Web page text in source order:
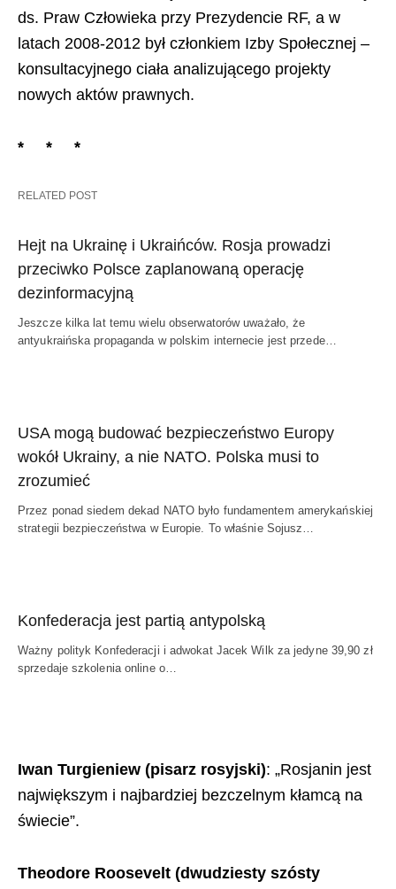
ds. Praw Człowieka przy Prezydencie RF, a w
latach 2008-2012 był członkiem Izby Społecznej –
konsultacyjnego ciała analizującego projekty
nowych aktów prawnych.
* * *
RELATED POST
Hejt na Ukrainę i Ukraińców. Rosja prowadzi
przeciwko Polsce zaplanowaną operację
dezinformacyjną
Jeszcze kilka lat temu wielu obserwatorów uważało, że
antyukraińska propaganda w polskim internecie jest przede…
USA mogą budować bezpieczeństwo Europy
wokół Ukrainy, a nie NATO. Polska musi to
zrozumieć
Przez ponad siedem dekad NATO było fundamentem amerykańskiej
strategii bezpieczeństwa w Europie. To właśnie Sojusz…
Konfederacja jest partią antypolską
Ważny polityk Konfederacji i adwokat Jacek Wilk za jedyne 39,90 zł
sprzedaje szkolenia online o…
Iwan Turgieniew (pisarz rosyjski): „Rosjanin jest
największym i najbardziej bezczelnym kłamcą na
świecie”.
Theodore Roosevelt (dwudziesty szósty